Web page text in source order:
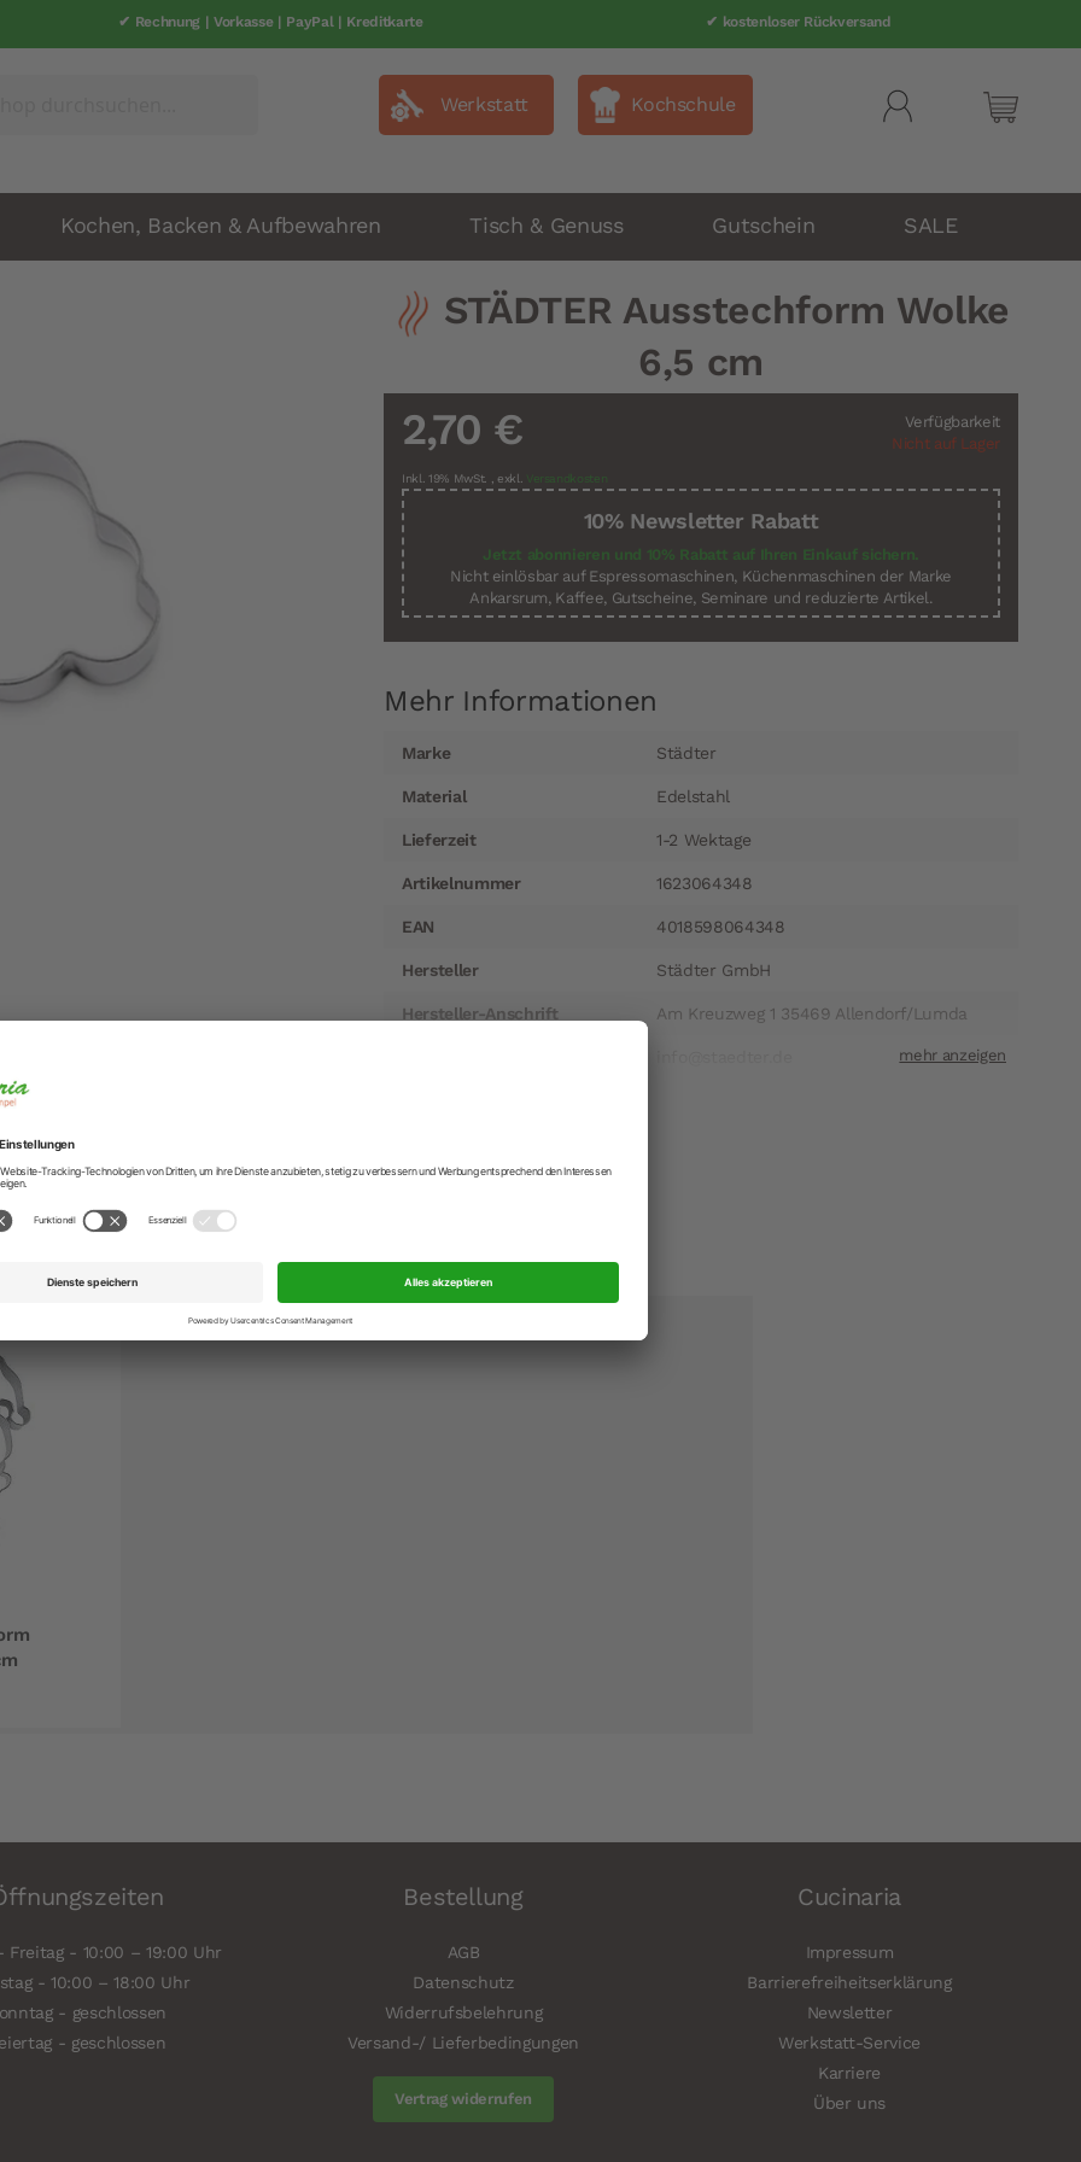
✔ Rechnung | Vorkasse | PayPal | Kreditkarte ✔ kostenloser Rückversand
Mein
Werkstatt Kochschule
Kochen, Backen & Aufbewahren Tisch & Genuss Gutschein SALE
STÄDTER Ausstechform Wolke
6,5 cm
Verfügbarkeit
Nicht auf Lager
2,70 €
Inkl. 19% MwSt. , exkl. Versandkosten
10% Newsletter Rabatt
Jetzt abonnieren und 10% Rabatt auf Ihren Einkauf sichern.
Nicht einlösbar auf Espressomaschinen, Küchenmaschinen der Marke
Ankarsrum, Kaffee, Gutscheine, Seminare und reduzierte Artikel.
Mehr Informationen
Informationen
Marke Städter
Material Edelstahl
Lieferzeit 1-2 Wektage
Artikelnummer 1623064348
EAN 4018598064348
Hersteller Städter GmbH
Hersteller-Anschrift Am Kreuzweg 1 35469 Allendorf/Lumda
6,5 cm
Freitag - 10:00 – 19:00 Uhr
- 10:00 – 18:00 Uhr
- geschlossen
- geschlossen
Bestellung
AGB
Datenschutz
Widerrufsbelehrung
Versand-/ Lieferbedingungen
Vertrag widerrufen
Cucinaria
Impressum
Barrierefreiheitserklärung
Newsletter
Werkstatt-Service
Karriere
Über uns